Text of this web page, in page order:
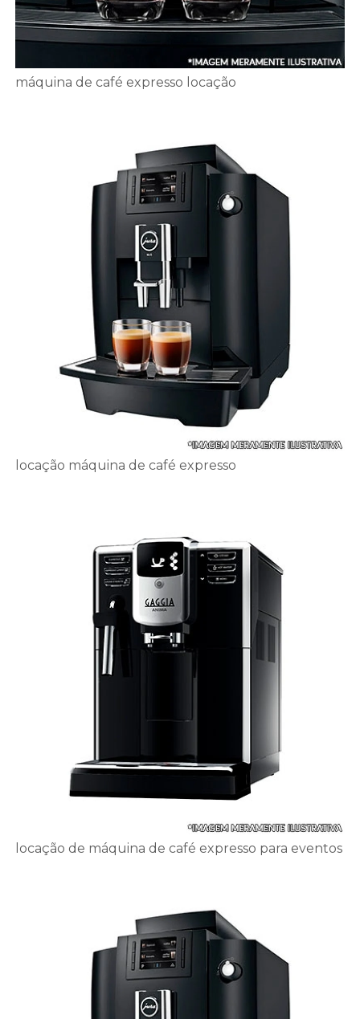
máquina de café expresso locação
locação máquina de café expresso
locação de máquina de café expresso para eventos